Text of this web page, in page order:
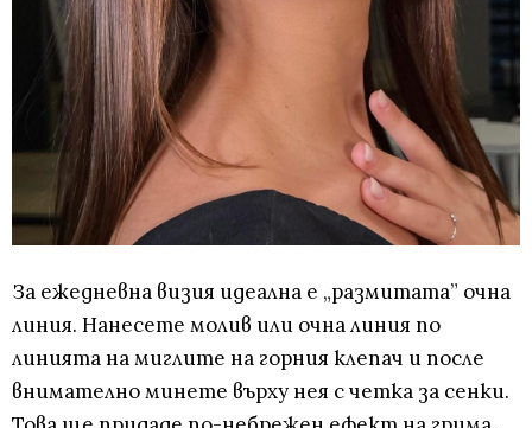
За ежедневна визия идеална е „размитата” очна
линия. Нанесете молив или очна линия по
линията на миглите на горния клепач и после
внимателно минете върху нея с четка за сенки.